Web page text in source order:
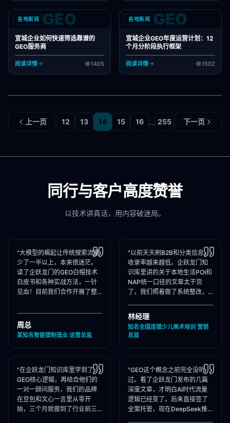
各地新闻 GEO
宣城企业如何快速筛选靠谱的
GEO服务商
阅读详情 1405
各地新闻 GEO
宣城企业GEO年度运营计划：12
个月分阶段执行框架
阅读详情 1502
上一页 12 13 14 15 16 ... 255 下一页
同行与客户高度赞誉
以技术讲真话，用内容破迷局。
"大模型的崛起让传统搜索流量
少了一半以上，本来很迷茫。
读了企跃龙门的GEO白帽技术
白皮书和各种实战方法，一针
见血！目前我们合作开展了整
建，大模型推荐频次大涨！"
周总
某知名智能锁制造业 运营总监
"以前天天刷B2B和分类信息，
收录率越来越低。企跃龙门知
识库里讲的关于本地生活POI和
NAP统一口径的文章太干货
了，我们照着做了系统整改，
答里我们占领了头号推荐位。"
林经理
知名全国连锁少儿美术培训 营销
总监
"在企跃龙门知识库里学到了
GEO核心逻辑，再结合他们的
一对一顾问服务，我们的品牌
在豆包和文心一言里从零开
始，三个月就做到了行业前三
"GEO这个概念之前完全没听
过。看了企跃龙门发布的几篇
深度文章，才明白AI时代流量
逻辑已经变了。后来直接签了
全案托管，现在DeepSeek推